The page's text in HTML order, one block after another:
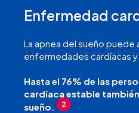
Enfermedad
La apnea del sueño puede
enfermedades cardíacas y
Hasta el 76% de las
cardíaca estable
sueño.
2